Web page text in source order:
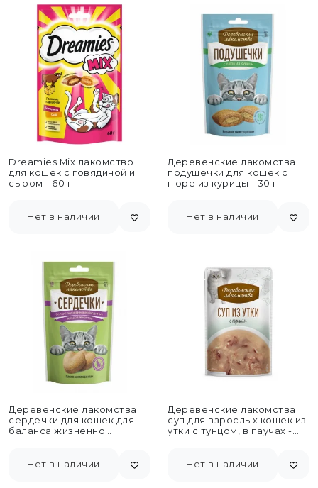
Dreamies Mix лакомство
для кошек с говядиной и
сыром - 60 г
Нет в наличии
Деревенские лакомства
подушечки для кошек с
пюре из курицы - 30 г
Нет в наличии
Деревенские лакомства
сердечки для кошек для
баланса жизненно
Нет в наличии
Деревенские лакомства
суп для взрослых кошек из
утки с тунцом, в паучах -
Нет в наличии